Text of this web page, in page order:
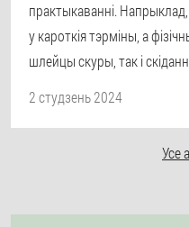
практыкаванні.
у кароткія тэрміны, а
шлейцы скуры, так і
2 студзень 2024
Усе